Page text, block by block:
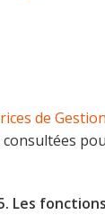
de Gestion